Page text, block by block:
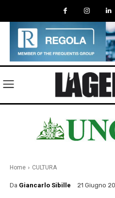
Home CULTURA
Da Giancarlo Sibille 21 Giugno